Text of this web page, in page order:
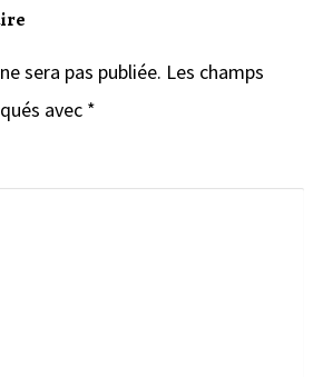
sera pas publiée. Les champs
avec *